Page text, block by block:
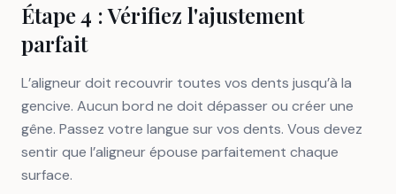
Étape 4 : Vérifiez l'ajustement
parfait
L’aligneur doit recouvrir toutes vos dents jusqu’à la
gencive. Aucun bord ne doit dépasser ou créer une
gêne. Passez votre langue sur vos dents. Vous devez
sentir que l’aligneur épouse parfaitement chaque
surface.